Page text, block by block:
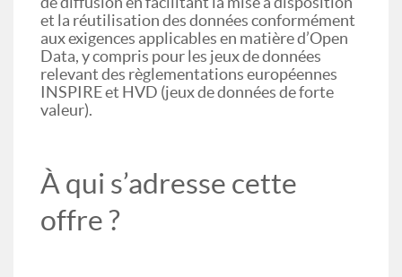
et la réutilisation des données conformément
aux exigences applicables en matière d’Open
Data, y compris pour les jeux de données
relevant des règlementations européennes
INSPIRE et HVD (jeux de données de forte
valeur).
À qui s’adresse cette
offre ?